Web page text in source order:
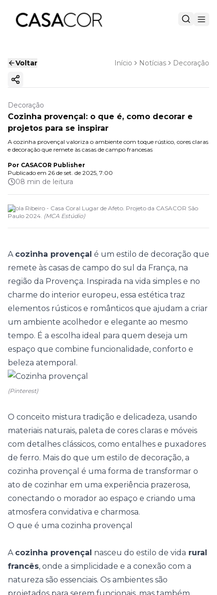
Voltar Início Notícias Decoração
Copiar link
Decoração
Cozinha provençal: o que é, como decorar e
projetos para se inspirar
A cozinha provençal valoriza o ambiente com toque rústico, cores claras
e decoração que remete às casas de campo francesas
Por CASACOR Publisher
Publicado em 26 de set. de 2025, 7:00
08 min de leitura
Paola Ribeiro - Casa Coral Lugar de Afeto. Projeto da CASACOR São
Paulo 2024. (MCA Estúdio)
A cozinha provençal é um estilo de decoração que
remete às casas de campo do sul da França, na
região da Provença. Inspirada na vida simples e no
charme do interior europeu, essa estética traz
elementos rústicos e românticos que ajudam a criar
um ambiente acolhedor e elegante ao mesmo
tempo. É a escolha ideal para quem deseja um
espaço que combine funcionalidade, conforto e
beleza atemporal.
(Pinterest)
O conceito mistura tradição e delicadeza, usando
materiais naturais, paleta de cores claras e móveis
com detalhes clássicos, como entalhes e puxadores
de ferro. Mais do que um estilo de decoração, a
cozinha provençal é uma forma de transformar o
ato de cozinhar em uma experiência prazerosa,
conectando o morador ao espaço e criando uma
atmosfera convidativa e charmosa.
O que é uma cozinha provençal
A cozinha provençal nasceu do estilo de vida rural
francês, onde a simplicidade e a conexão com a
natureza são essenciais. Os ambientes são